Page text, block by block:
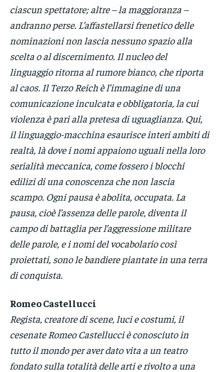
ciascun spettatore; altre – la maggioranza –
andranno perse. L’affastellarsi frenetico delle
nominazioni non lascia nessuno spazio alla
scelta o al discernimento. Il nucleo del
linguaggio ritorna al rumore bianco, che riporta
al caos. Il Terzo Reich è l’immagine di una
comunicazione inculcata e obbligatoria, la cui
violenza è pari alla pretesa di uguaglianza. Qui,
il linguaggio-macchina esaurisce interi ambiti di
realtà, là dove i nomi appaiono uguali nella loro
serialità meccanica, come fossero i blocchi
edilizi di una conoscenza che non lascia
scampo. Ogni pausa è abolita, occupata. La
pausa, cioè l’assenza delle parole, diventa il
campo di battaglia per l’aggressione militare
delle parole, e i nomi del vocabolario così
proiettati, sono le bandiere piantate in una terra
di conquista.
Romeo Castellucci
Regista, creatore di scene, luci e costumi, il
cesenate Romeo Castellucci è conosciuto in
tutto il mondo per aver dato vita a un teatro
fondato sulla totalità delle arti e rivolto a una